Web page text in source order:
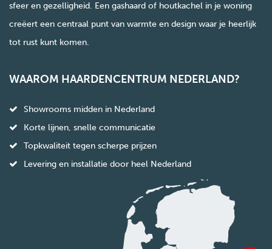
sfeer en gezelligheid. Een gashaard of houtkachel in je woning
creëert een centraal punt van warmte en design waar je heerlijk
tot rust kunt komen.
WAAROM HAARDENCENTRUM NEDERLAND?
Showrooms midden in Nederland
Korte lijnen, snelle communicatie
Topkwaliteit tegen scherpe prijzen
Levering en installatie door heel Nederland